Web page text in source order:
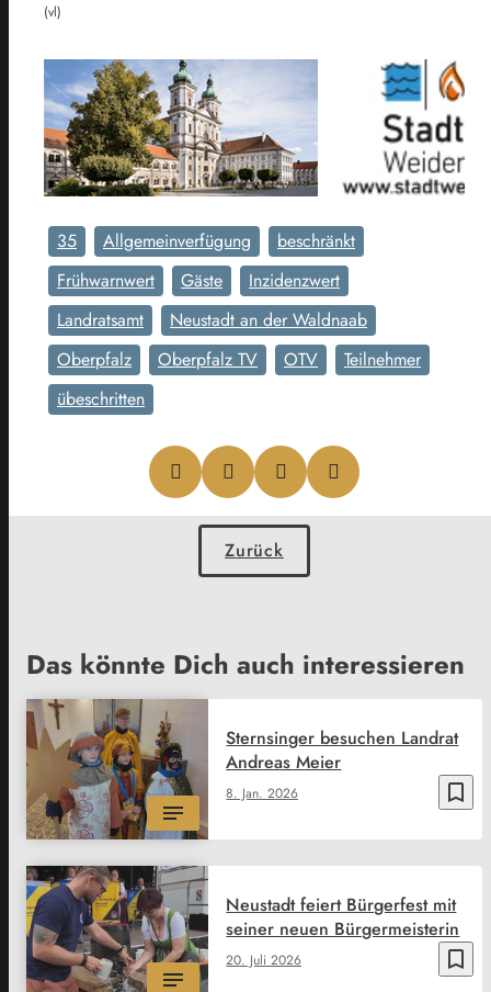
(vl)
35 Allgemeinverfügung
beschränkt
Frühwarnwert
Gäste
Inzidenzwert
Landratsamt
Neustadt an der Waldnaab
Oberpfalz
Oberpfalz TV OTV
Teilnehmer
übeschritten
Zurück
Das könnte Dich auch interessieren
bookmark_border
8. Jan. 2026
Sternsinger besuchen Landrat
Andreas Meier
bookmark_border
20. Juli 2026
Neustadt feiert Bürgerfest mit
seiner neuen Bürgermeisterin